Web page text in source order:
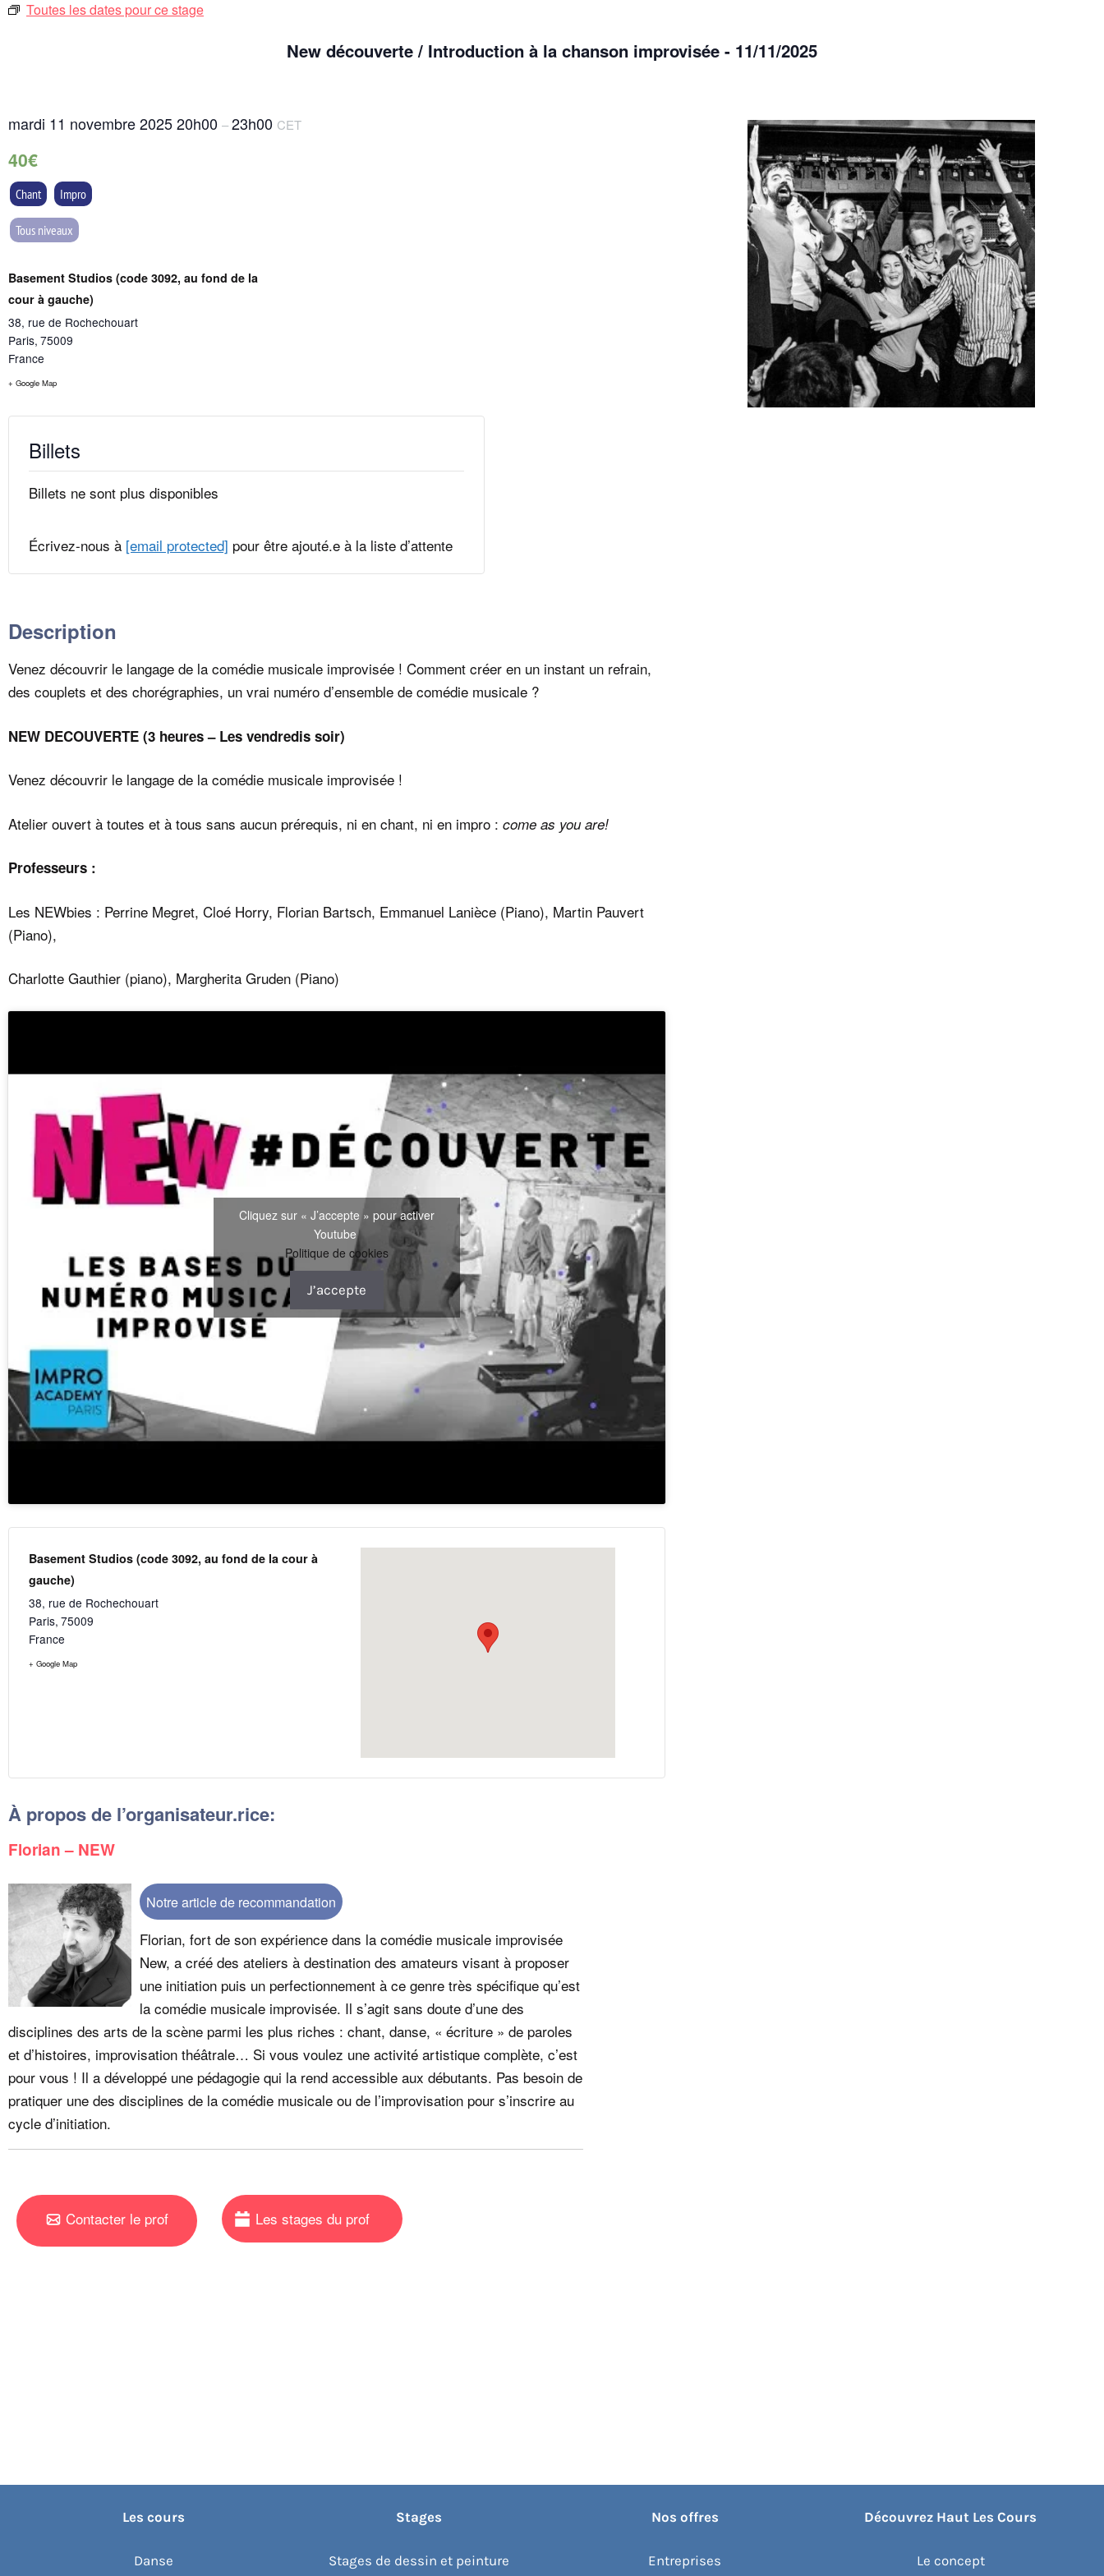
Toutes les dates pour ce stage
New découverte / Introduction à la chanson improvisée - 11/11/2025
mardi 11 novembre 202520h00 –23h00 CET
40€
Chant Impro
Tous niveaux
Basement Studios (code 3092, au fond de la
cour à gauche)
38, rue de Rochechouart
Paris, 75009
France
+ Google Map
Billets
Billets ne sont plus disponibles
Écrivez-nous à [email protected] pour être ajouté.e à la liste d’attente
Description
Venez découvrir le langage de la comédie musicale improvisée ! Comment créer en un instant un refrain,
des couplets et des chorégraphies, un vrai numéro d’ensemble de comédie musicale ?
NEW DECOUVERTE (3 heures – Les vendredis soir)
Venez découvrir le langage de la comédie musicale improvisée !
Atelier ouvert à toutes et à tous sans aucun prérequis, ni en chant, ni en impro : come as you are!
Professeurs :
Les NEWbies : Perrine Megret, Cloé Horry, Florian Bartsch, Emmanuel Lanièce (Piano), Martin Pauvert
(Piano),
Charlotte Gauthier (piano), Margherita Gruden (Piano)
Cliquez sur « J’accepte » pour activer
Youtube
Politique de cookies
J’accepte
Basement Studios (code 3092, au fond de la cour à
gauche)
38, rue de Rochechouart
Paris, 75009
France
+ Google Map
À propos de l’organisateur.rice:
Florian – NEW
Notre article de recommandation
Florian, fort de son expérience dans la comédie musicale improvisée
New, a créé des ateliers à destination des amateurs visant à proposer
une initiation puis un perfectionnement à ce genre très spécifique qu’est
la comédie musicale improvisée. Il s’agit sans doute d’une des
disciplines des arts de la scène parmi les plus riches : chant, danse, « écriture » de paroles
et d’histoires, improvisation théâtrale… Si vous voulez une activité artistique complète, c’est
pour vous ! Il a développé une pédagogie qui la rend accessible aux débutants. Pas besoin de
pratiquer une des disciplines de la comédie musicale ou de l’improvisation pour s’inscrire au
cycle d’initiation.
Contacter le prof
Les cours
Danse
Stages
Stages de dessin et peinture
Nos offres
Entreprises
Découvrez Haut Les Cours
Le concept